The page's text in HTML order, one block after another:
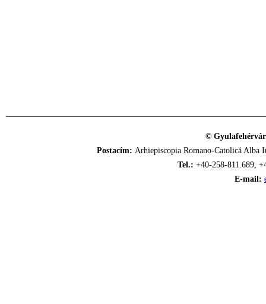
©
Postacím: Arhiepiscopia Romano-Catolică
Tel.: +40-258-811.689,
E-mail: